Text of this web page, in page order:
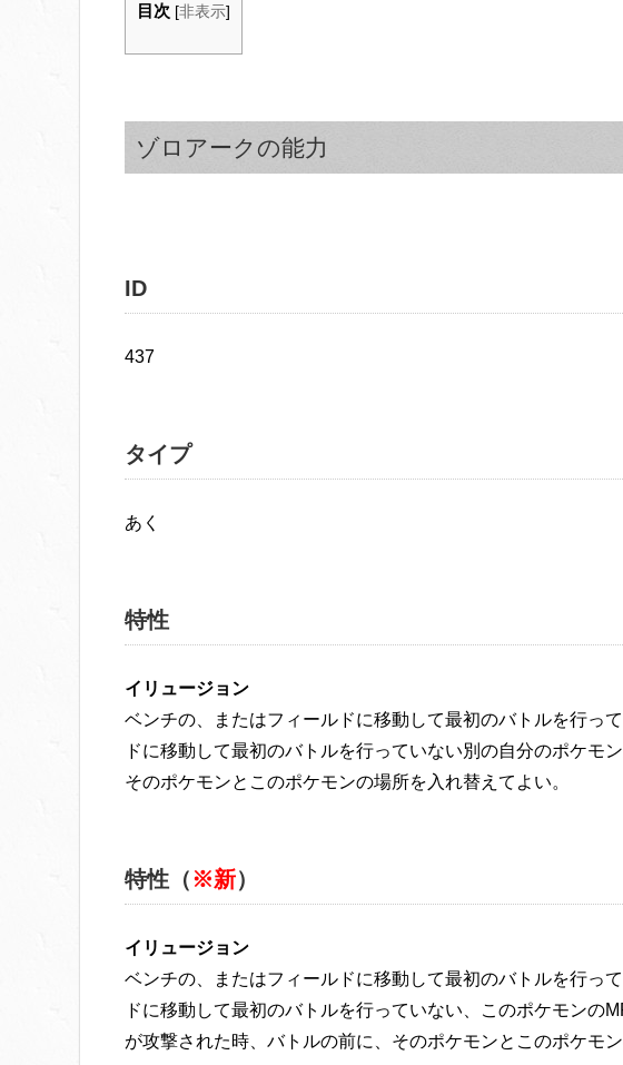
目次 [非表示]
ゾロアークの能力
ID
437
タイプ
あく
特性
イリュージョン
ベンチの、またはフィールドに移動して最初のバトルを行っ
ドに移動して最初のバトルを行っていない別の自分のポケモ
そのポケモンとこのポケモンの場所を入れ替えてよい。
特性（※新）
イリュージョン
ベンチの、またはフィールドに移動して最初のバトルを行っ
ドに移動して最初のバトルを行っていない、このポケモンの
が攻撃された時、バトルの前に、そのポケモンとこのポケモ